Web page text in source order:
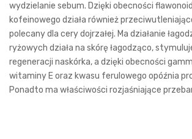
wydzielanie sebum. Dzięki obecności
kofeinowego działa również
polecany dla cery dojrzałej. Ma działanie
ryżowych działa na skórę łagodząco,
regeneracji naskórka, a dzięki obecności
witaminy E oraz kwasu ferulowego opóźnia
Ponadto ma właściwości rozjaśniające